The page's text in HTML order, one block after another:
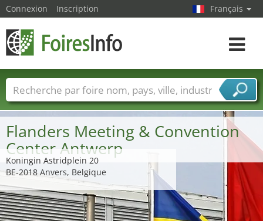
Flanders Meeting & Convention
Center Antwerp
Koningin Astridplein 20
BE-2018 Anvers, Belgique
Connexion Inscription Français
Toggle
Foire noms Pays Villes
Secteurs de foire
Secteurs du fournisseur de services